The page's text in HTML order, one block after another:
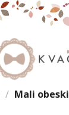
/ Mali obeski